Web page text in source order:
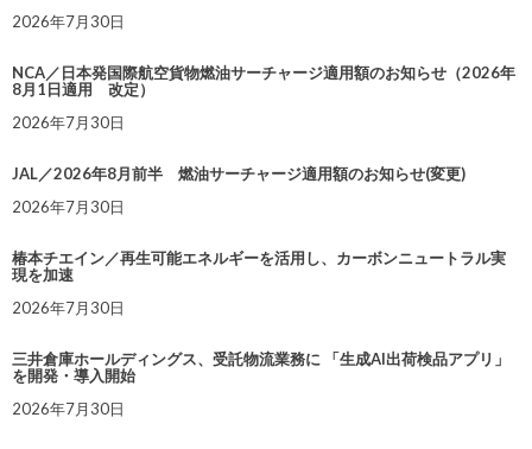
2026年7月30日
NCA／日本発国際航空貨物燃油サーチャージ適用額のお知らせ（2026年
8月1日適用 改定）
2026年7月30日
JAL／2026年8月前半 燃油サーチャージ適用額のお知らせ(変更)
2026年7月30日
椿本チエイン／再生可能エネルギーを活用し、カーボンニュートラル実
現を加速
2026年7月30日
三井倉庫ホールディングス、受託物流業務に 「生成AI出荷検品アプリ」
を開発・導入開始
2026年7月30日